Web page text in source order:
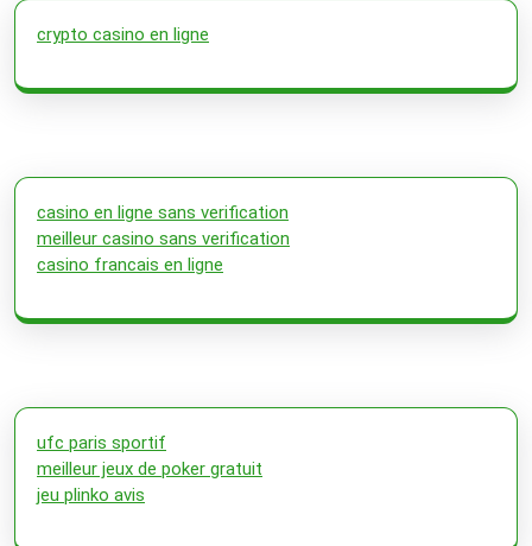
crypto casino en ligne
casino en ligne sans verification
meilleur casino sans verification
casino francais en ligne
ufc paris sportif
meilleur jeux de poker gratuit
jeu plinko avis